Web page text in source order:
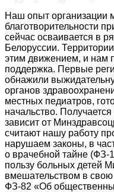
Наш опыт организации
благотворительности
сейчас осваивается в
Белоруссии.
этим движением, и нам
поддержка. Первые
обнажили
органов
местных педиатров,
начальство.
зависит от
считают нашу работу
нарушаем законы, в
о врачебной тайне (ФЗ-
пользу больных детей
вмешательством в свою
ФЗ-82 «Об